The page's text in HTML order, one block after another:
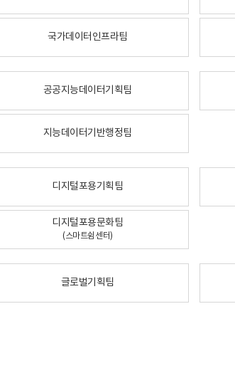
국가데이터인프라팀
공공지능데이터기획팀
지능데이터기반행정팀
디지털포용기획팀
디지털포용문화팀
(스마트쉼센터)
글로벌기획팀